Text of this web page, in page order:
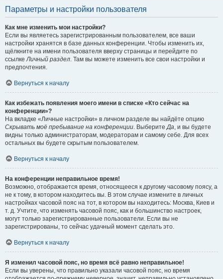
Параметры и настройки пользователя
Как мне изменить мои настройки?
Если вы являетесь зарегистрированным пользователем, все ваши
настройки хранятся в базе данных конференции. Чтобы изменить их,
щёлкните на имени пользователя вверху страницы и перейдите по
ссылкеЛичный раздел. Там вы можете изменить все свои настройки и
предпочтения.
Вернуться к началу
Как избежать появления моего имени в списке «Кто сейчас на
конференции»?
На вкладке «Личные настройки» в личном разделе вы найдёте опцию
Скрывать моё пребывание на конференции. ВыберитеДа, и вы будете
видны только администраторам, модераторам и самому себе. Для всех
остальных вы будете скрытым пользователем.
Вернуться к началу
На конференции неправильное время!
Возможно, отображается время, относящееся к другому часовому поясу, а
не к тому, в котором находитесь вы. В этом случае измените в личных
настройках часовой пояс на тот, в котором вы находитесь: Москва, Киев и
т. д. Учтите, что изменять часовой пояс, как и большинство настроек,
могут только зарегистрированные пользователи. Если вы не
зарегистрированы, то сейчас удачный момент сделать это.
Вернуться к началу
Я изменил часовой пояс, но время всё равно неправильное!
Если вы уверены, что правильно указали часовой пояс, но время